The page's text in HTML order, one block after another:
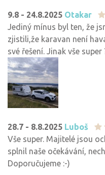
9.8 - 24.8.2025 Otakar
Jediný mínus byl ten, že
zjistili,že karavan není
své řešení. Jinak vše super
28.7 - 8.8.2025 Luboš
Vše super. Majitelé jsou
splnil naše očekávání,
Doporučujeme :-)